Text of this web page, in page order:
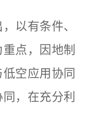
以有条件、
点，因地制
空应用协同
，在充分利